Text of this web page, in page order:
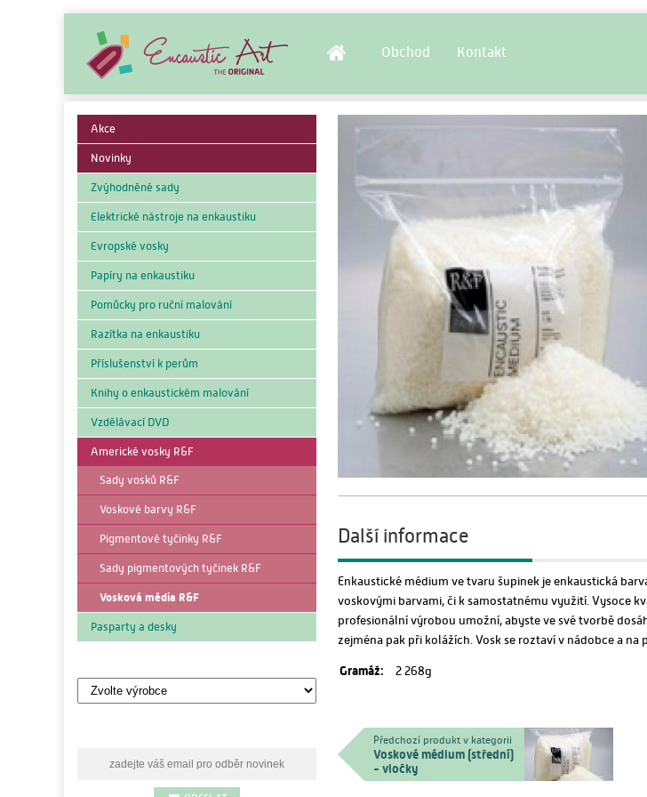
Obchod Kontakt
Akce
Novinky
Zvýhodněné sady
Elektrické nástroje na enkaustiku
Evropské vosky
Papíry na enkaustiku
Pomůcky pro ruční malování
Razítka na enkaustiku
Příslušenství k perům
Knihy o enkaustickém malování
Vzdělávací DVD
Americké vosky R&F
Sady vosků R&F
Voskové barvy R&F
Pigmentové tyčinky R&F
Sady pigmentových tyčinek R&F
Vosková média R&F
Pasparty a desky
Další informace
Enkaustické médium ve tvaru šupinek je enkaustická
voskovými barvami, či k samostatnému využití. Vysoce
profesionální výrobou umožní, abyste ve své tvorbě
zejména pak při kolážích. Vosk se roztaví v nádobce a na
Gramáž: 2 268g
Předchozí produkt v kategorii
Voskové médium (střední)
- vločky